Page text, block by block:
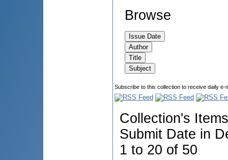
Browse
Subscribe to this collection to receive daily
Collection's
Submit Date in
1 to 20 of 50